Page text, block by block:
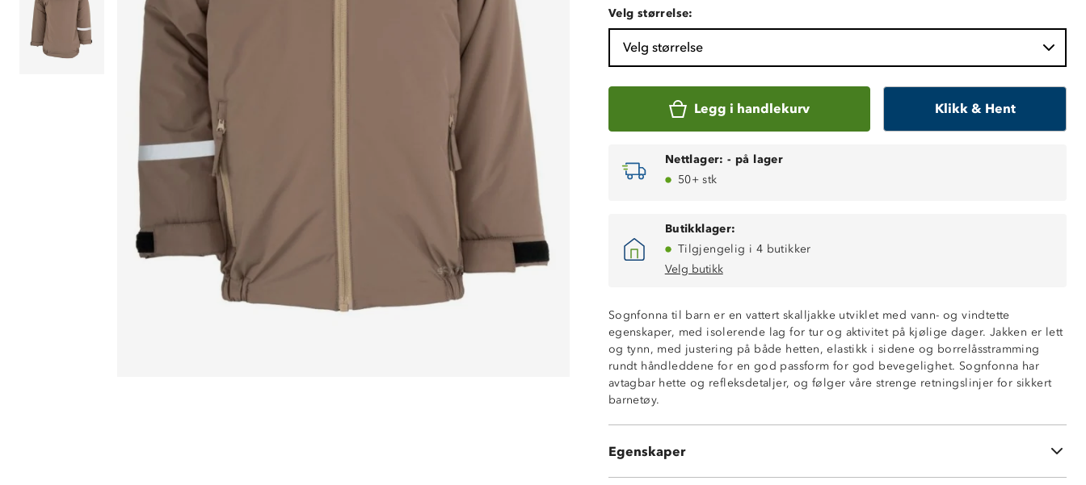
Velg størrelse:
Velg størrelse
Legg i handlekurv Klikk & Hent
Nettlager: - på lager
50+ stk
Butikklager:
Tilgjengelig i 4 butikker
Velg butikk
Sognfonna til barn er en vattert skalljakke utviklet med vann- og vindtette
egenskaper, med isolerende lag for tur og aktivitet på kjølige dager. Jakken er lett
og tynn, med justering på både hetten, elastikk i sidene og borrelåsstramming
rundt håndleddene for en god passform for god bevegelighet. Sognfonna har
avtagbar hette og refleksdetaljer, og følger våre strenge retningslinjer for sikkert
barnetøy.
Egenskaper
Isolerende vattering
Fukttransporterende (5 000 g/m2/24t)
Vindtett
Lettvekt
Avtagbar hette med justering rundt ansikt
Hakebeskytter på glidelås
Refleks